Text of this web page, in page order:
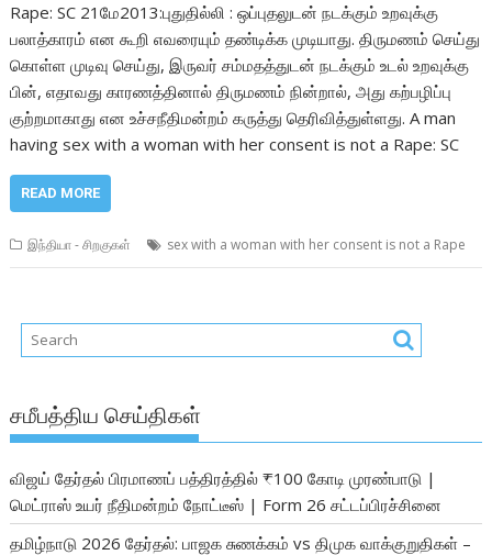
Rape: SC 21மே2013:புதுதில்லி : ஒப்புதலுடன் நடக்கும் உறவுக்கு
பலாத்காரம் என கூறி எவரையும் தண்டிக்க முடியாது. திருமணம் செய்து
கொள்ள முடிவு செய்து, இருவர் சம்மதத்துடன் நடக்கும் உடல் உறவுக்கு
பின், எதாவது காரணத்தினால் திருமணம் நின்றால், அது கற்பழிப்பு
குற்றமாகாது என உச்சநீதிமன்றம் கருத்து தெரிவித்துள்ளது. A man
having sex with a woman with her consent is not a Rape: SC
READ MORE
இந்தியா - சிறகுகள் sex with a woman with her consent is not a Rape
சமீபத்திய செய்திகள்
விஜய் தேர்தல் பிரமாணப் பத்திரத்தில் ₹100 கோடி முரண்பாடு |
மெட்ராஸ் உயர் நீதிமன்றம் நோட்டீஸ் | Form 26 சட்டப்பிரச்சினை
தமிழ்நாடு 2026 தேர்தல்: பாஜக சுணக்கம் vs திமுக வாக்குறுதிகள் –